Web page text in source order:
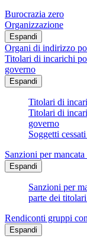
Burocrazia zero
Organizzazione
Espandi
Organi di indirizzo
Titolari di incarichi
governo
Espandi
Titolari di
Titolari di
governo
Soggetti
Sanzioni per
Espandi
Sanzioni per
parte dei
Rendiconti gruppi
Espandi